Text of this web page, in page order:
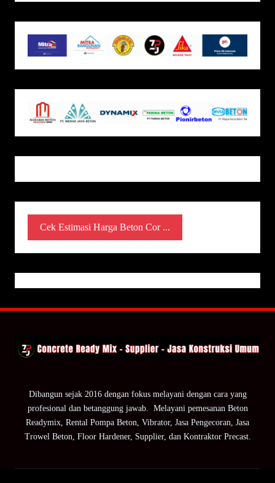
Cek Estimasi Harga Beton Cor ...
Dibangun sejak 2016 dengan fokus melayani dengan cara yang
profesional dan betanggung jawab. Melayani pemesanan Beton
Readymix, Rental Pompa Beton, Vibrator, Jasa Pengecoran, Jasa
Trowel Beton, Floor Hardener, Supplier, dan Kontraktor Precast.